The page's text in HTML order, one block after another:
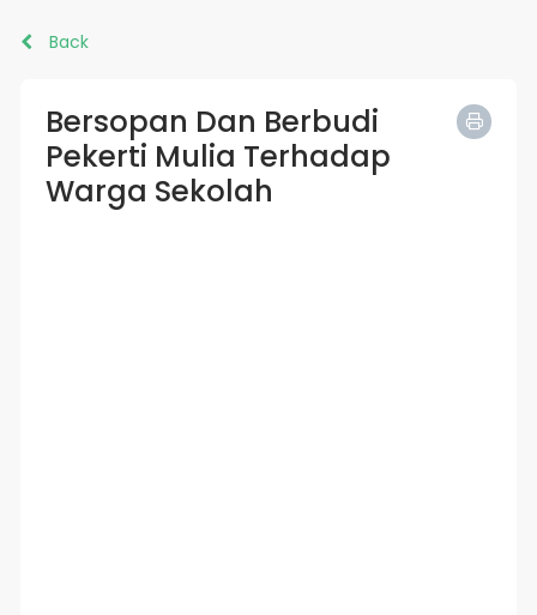
Back
Bersopan Dan Berbudi
Pekerti Mulia Terhadap
Warga Sekolah